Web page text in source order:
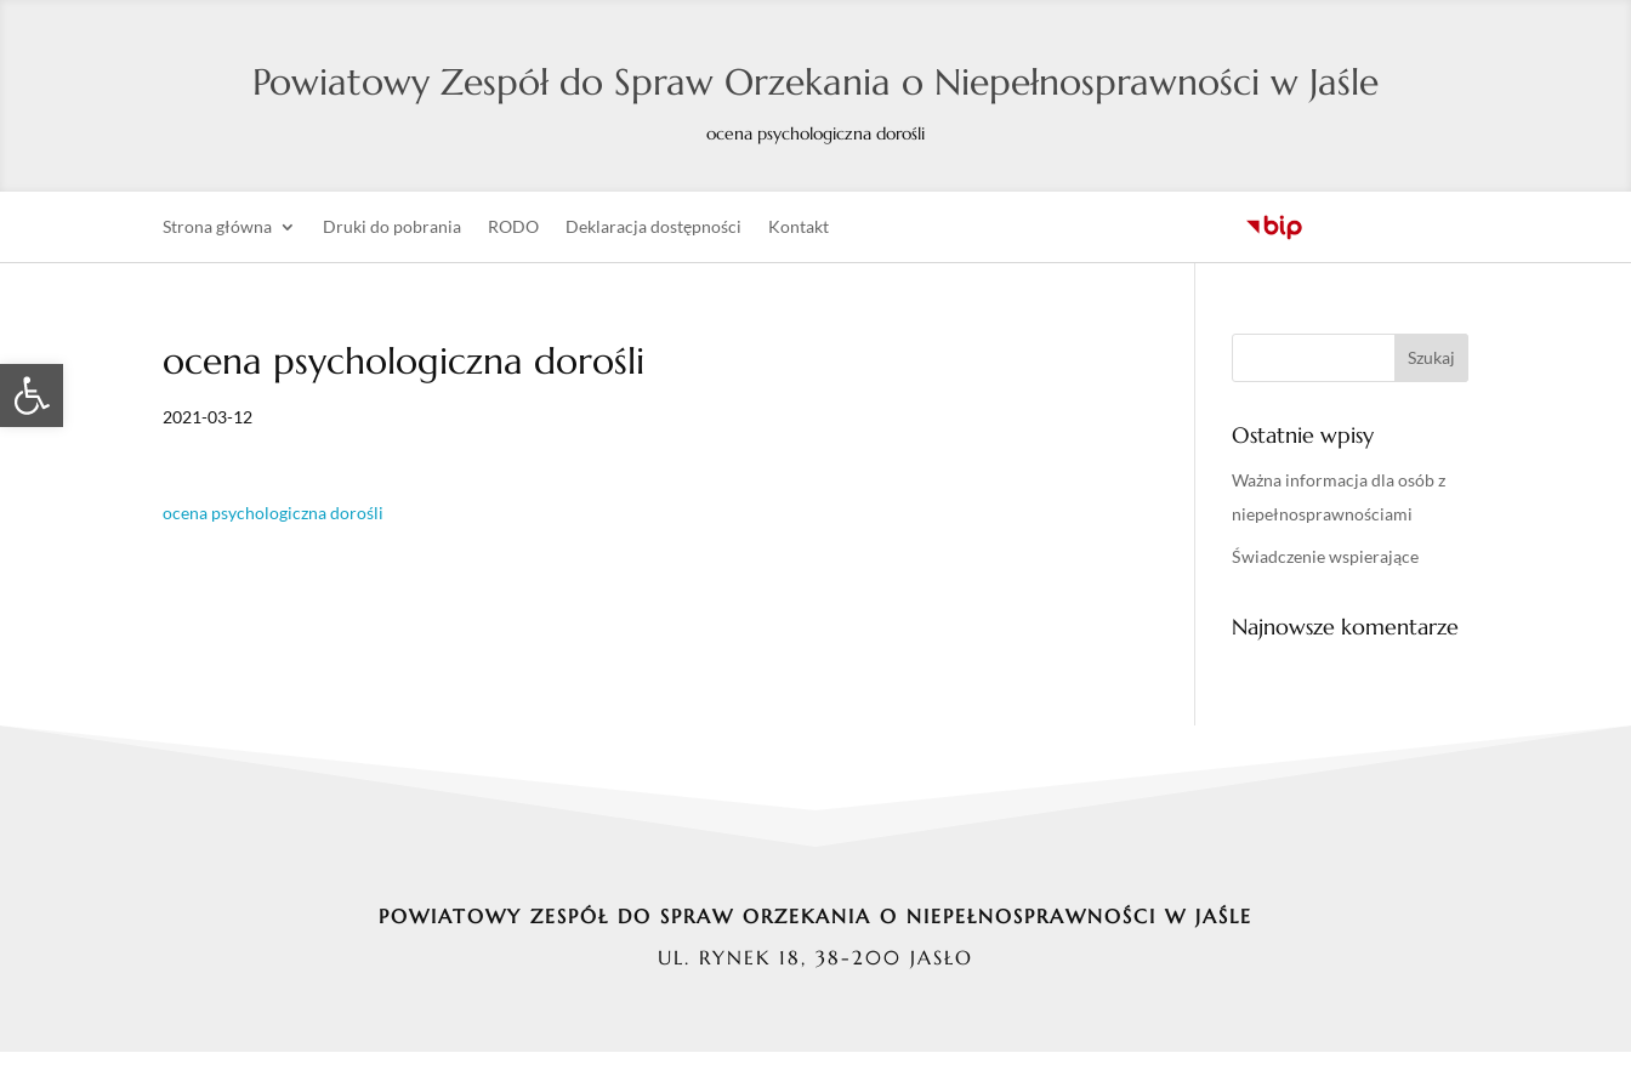
Otwórz pasek narzędzi
Powiatowy Zespół do Spraw Orzekania o Niepełnosprawności w Jaśle
ocena psychologiczna dorośli
Strona główna Druki do pobrania RODO Deklaracja dostępności Kontakt
ocena psychologiczna dorośli
2021-03-12
ocena psychologiczna dorośli
Ostatnie wpisy
Ważna informacja dla osób z
niepełnosprawnościami
Świadczenie wspierające
Najnowsze komentarze
POWIATOWY ZESPÓŁ DO SPRAW ORZEKANIA O NIEPEŁNOSPRAWNOŚCI W JAŚLE
UL. RYNEK 18, 38-200 JASŁO